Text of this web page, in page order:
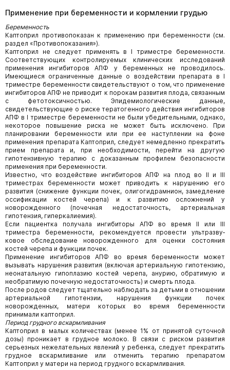
Применение при беременности и кормлении грудью
Беременность
Каптоприл противопоказан к применению при беременности (см.
раздел «Противопоказания»).
Каптоприл не следует применять в I триместре беременности.
Соответствующих контролируемых клинических исследова­ний
применения ингибиторов АПФ у беременных не проводилось.
Имеющиеся ограниченные данные о воздействии препарата в I
триместре беременности свидетельствуют о том, что применение
ингибиторов АПФ не приводит к порокам развития плода, связанным
с фетотоксичностью. Эпидемиологические данные,
свидетельствующие о риске тератогенного действия ингибиторов
АПФ в I триместре беременности не были убедительными, однако,
некоторое повышение риска не может быть исключено. При
планировании беременности или при ее наступлении на фоне
применения препарата Каптоприл, следует немедленно прекратить
прием препарата и, при необходимости, перейти на другую
гипотензивную терапию с доказанным профилем безопасности
применения при беременности.
Известно, что воздействие ингибиторов АПФ на плод во II и III
триместрах беременности может приводить к нарушению его
развития (снижение функции почек, олигогидрамнион, замедление
оссификации костей черепа) и к развитию осложнений у
новорожденного (почечная недостаточность, артериальная
гипотензия, гиперкалиемия).
Если пациентка получала ингибиторы АПФ во время II или III
триместра беременности, рекомендуется провести ультразву­
ковое обследование новорожденного для оценки состояния
костей черепа и функции почек.
Применение ингибиторов АПФ во время беременности может
вызывать нарушения развития (включая артериальную гипотензию,
неонатальную гипоплазию костей черепа, анурию, обратимую и
необратимую почечную недостаточность) и смерть плода.
После родов следует тщательно наблюдать за детьми в отношении
артериальной гипотензии, нарушения функции почек
новорожденных, матери которых во время беременности
принимали каптоприл.
Период грудного вскармливания
Каптоприл в малых количествах (менее 1% от принятой суточной
дозы) проникает в грудное молоко. В связи с риском развития
серьезных нежелательных явлений у ребенка, следует прекратить
грудное вскармливание или отменить терапию препаратом
Каптоприл у матери на период грудного вскармливания.